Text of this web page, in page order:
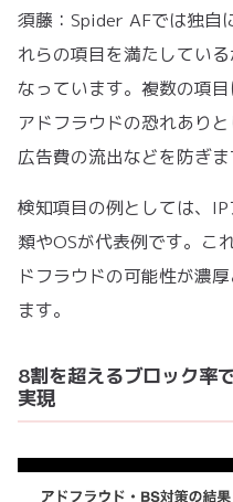
須藤：Spider AFでは独自
れらの項目を満たしてい
なっています。複数の項
アドフラウドの恐れあり
広告費の流出などを防ぎま
検知項目の例としては、
類やOSが代表例です。こ
ドフラウドの可能性が濃
ます。
8割を超えるブロック率
実現